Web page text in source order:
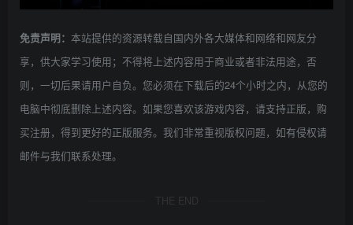
免责声明： 本站提供的资源转载自国内外各大媒体和网络和网友分
享，供大家学习使用；不得将上述内容用于商业或者非法用途，否
则，一切后果请用户自负。您必须在下载后的24个小时之内，从您的
电脑中彻底删除上述内容。如果您喜欢该游戏内容，请支持正版，购
买注册，得到更好的正版服务。我们非常重视版权问题，如有侵权请
邮件与我们联系处理。
THE END